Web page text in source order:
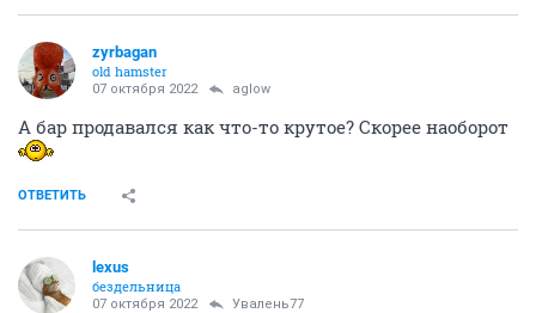
zyrbagan
old hamster
07 октября 2022 aglow
А бар продавался как что-то крутое? Скорее наоборот
ОТВЕТИТЬ
lexus
бездельница
07 октября 2022 Увалень77